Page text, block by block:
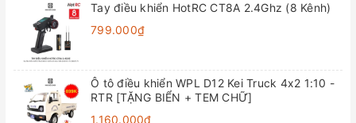
Tay điều khiển HotRC CT8A 2.4Ghz (8 Kênh)
799.000₫
Ô tô điều khiển WPL D12 Kei Truck 4x2 1:10 -
RTR [TẶNG BIỂN + TEM CHỮ]
1.160.000₫